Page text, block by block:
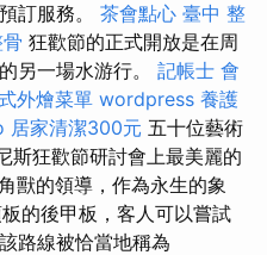
訂服務。 茶會點心 臺中 整
狂歡節的正式開放是在周
另一場水游行。 記帳士 會
外燴菜單 wordpress 養護
居家清潔300元 五十位藝術
斯狂歡節研討會上最美麗的
獸的領導，作為永生的象
的後甲板，客人可以嘗試
路線被恰當地稱為